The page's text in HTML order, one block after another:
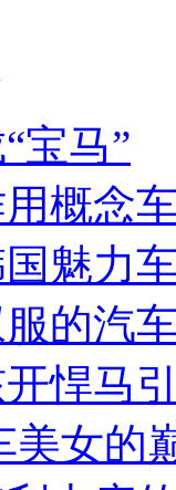
宝马”
概念
魅力
的汽
悍马
美女的